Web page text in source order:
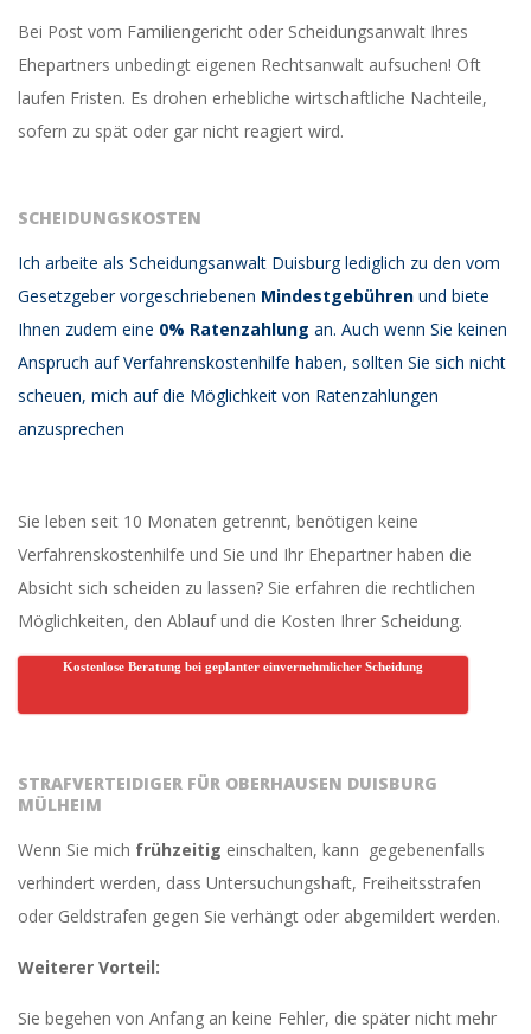
Bei Post vom Familiengericht oder Scheidungsanwalt Ihres
Ehepartners unbedingt eigenen Rechtsanwalt aufsuchen! Oft
laufen Fristen. Es drohen erhebliche wirtschaftliche Nachteile,
sofern zu spät oder gar nicht reagiert wird.
SCHEIDUNGSKOSTEN
Ich arbeite als Scheidungsanwalt Duisburg lediglich zu den vom
Gesetzgeber vorgeschriebenen Mindestgebühren und biete
Ihnen zudem eine 0% Ratenzahlung an. Auch wenn Sie keinen
Anspruch auf Verfahrenskostenhilfe haben, sollten Sie sich nicht
scheuen, mich auf die Möglichkeit von Ratenzahlungen
anzusprechen
Sie leben seit 10 Monaten getrennt, benötigen keine
Verfahrenskostenhilfe und Sie und Ihr Ehepartner haben die
Absicht sich scheiden zu lassen? Sie erfahren die rechtlichen
Möglichkeiten, den Ablauf und die Kosten Ihrer Scheidung.
Kostenlose Beratung bei geplanter einvernehmlicher Scheidung
STRAFVERTEIDIGER FÜR OBERHAUSEN DUISBURG
MÜLHEIM
Wenn Sie mich frühzeitig einschalten, kann gegebenenfalls
verhindert werden, dass Untersuchungshaft, Freiheitsstrafen
oder Geldstrafen gegen Sie verhängt oder abgemildert werden.
Weiterer Vorteil:
Sie begehen von Anfang an keine Fehler, die später nicht mehr